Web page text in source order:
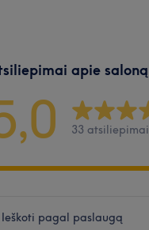
apie saloną
33 atsiliepimai
Ieškoti pagal paslaugą